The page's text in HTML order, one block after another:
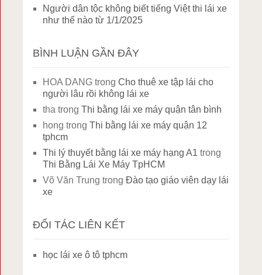
Người dân tộc không biết tiếng Việt thi lái xe
như thế nào từ 1/1/2025
BÌNH LUẬN GẦN ĐÂY
HOA DANG trongCho thuê xe tập lái cho
người lâu rồi không lái xe
tha trongThi bằng lái xe máy quận tân bình
hong trongThi bằng lái xe máy quận 12
tphcm
Thi lý thuyết bằng lái xe máy hạng A1 trong
Thi Bằng Lái Xe Máy TpHCM
Võ Văn Trung trongĐào tạo giáo viên dạy lái
xe
ĐỐI TÁC LIÊN KẾT
học lái xe ô tô tphcm